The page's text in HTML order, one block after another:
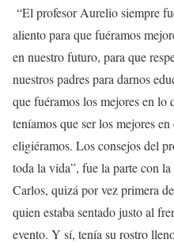
“El profesor Aurelio siempre
aliento para que fuéramos
en nuestro futuro, para que
nuestros padres para darnos
que fuéramos los mejores en lo
teníamos que ser los mejores
eligiéramos. Los consejos del
toda la vida”, fue la parte con
Carlos, quizá por vez primera
quien estaba sentado justo al
evento. Y sí, tenía su rostro